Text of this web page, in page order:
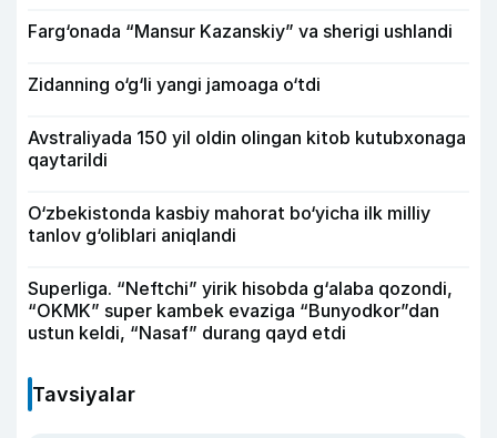
Farg‘onada “Mansur Kazanskiy” va sherigi ushlandi
Zidanning o‘g‘li yangi jamoaga o‘tdi
Avstraliyada 150 yil oldin olingan kitob kutubxonaga
qaytarildi
O‘zbekistonda kasbiy mahorat bo‘yicha ilk milliy
tanlov g‘oliblari aniqlandi
Superliga. “Neftchi” yirik hisobda g‘alaba qozondi,
“OKMK” super kambek evaziga “Bunyodkor”dan
ustun keldi, “Nasaf” durang qayd etdi
Tavsiyalar